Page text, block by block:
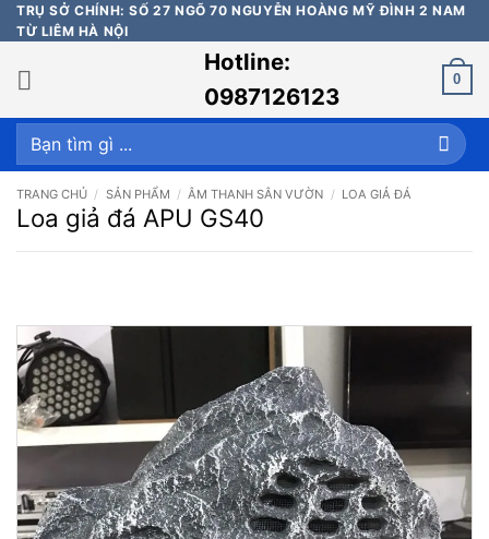
Bỏ
qua
nội
dung
TRỤ SỞ CHÍNH: SỐ 27 NGÕ 70 NGUYỄN HOÀNG MỸ ĐÌNH 2 NAM
TỪ LIÊM HÀ NỘI
Hotline:
0987126123
0
Tìm
kiếm:
TRANG CHỦ / SẢN PHẨM / ÂM THANH SÂN VƯỜN / LOA GIẢ ĐÁ
Loa giả đá APU GS40